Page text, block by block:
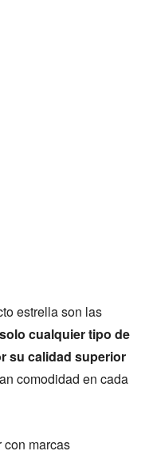
estrella son las
cualquier tipo de
su calidad superior
comodidad en cada
con marcas